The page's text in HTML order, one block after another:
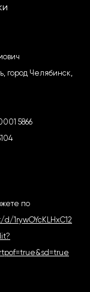
город Челябинск,
5866
по
1rywOYcKLHxC12